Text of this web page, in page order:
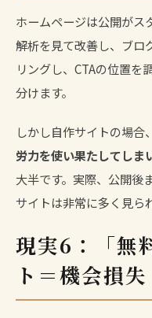
ホームページは公開がス
解析を見て改善し、ブロ
リングし、CTAの位置
分けます。
しかし自作サイトの場合、
労力を使い果たしてしま
大半です。実際、公開後
サイトは非常に多く見ら
現実6：「無
ト＝機会損失